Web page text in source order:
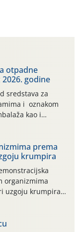
otpadne
godine
sredstava za
i oznakom
kao i
za zaštitu
se ne
povrat
MAKS,
prema
krumpira
organizmima
uzgoju krumpira"
Belica (ARKOD
županije).